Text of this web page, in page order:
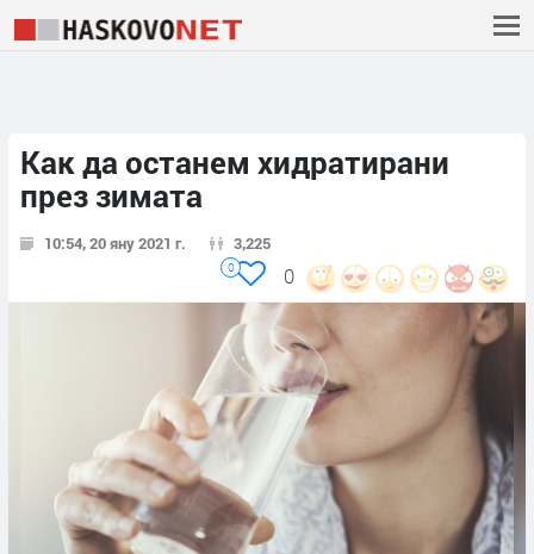
Как да останем хидратирани
през зимата
10:54, 20 яну 2021 г. 3,225
0
0